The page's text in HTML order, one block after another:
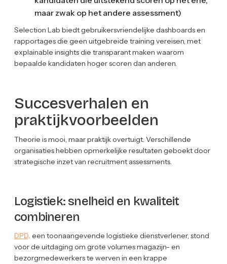
maar zwak op het andere assessment)
Selection Lab biedt gebruikersvriendelijke dashboards en
rapportages die geen uitgebreide training vereisen, met
explainable insights die transparant maken waarom
bepaalde kandidaten hoger scoren dan anderen.
Succesverhalen en
praktijkvoorbeelden
Theorie is mooi, maar praktijk overtuigt. Verschillende
organisaties hebben opmerkelijke resultaten geboekt door
strategische inzet van recruitment assessments.
Logistiek: snelheid en kwaliteit
combineren
DPD, een toonaangevende logistieke dienstverlener, stond
voor de uitdaging om grote volumes magazijn- en
bezorgmedewerkers te werven in een krappe